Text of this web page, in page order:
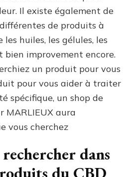
Il existe également de
de produits à
les huiles, les gélules, les
bien improvement encore.
un produit pour vous
pour vous aider à traiter
spécifique, un shop de
MARLIEUX aura
vous cherchez
dans